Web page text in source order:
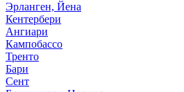
Эрланген, Йена
Кентербери
Ангиари
Кампобассо
Тренто
Бари
Сент